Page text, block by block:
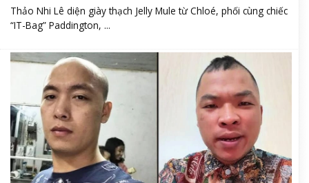
Thảo Nhi Lê diện giày thạch Jelly Mule từ Chloé, phối cùng chiếc
“IT-Bag” Paddington, ...